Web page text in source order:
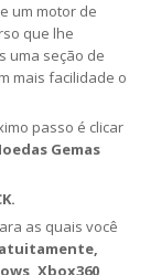
um motor de
que lhe
uma seção de
mais facilidade o
passo é clicar
Gemas
as quais você
Xbox360,